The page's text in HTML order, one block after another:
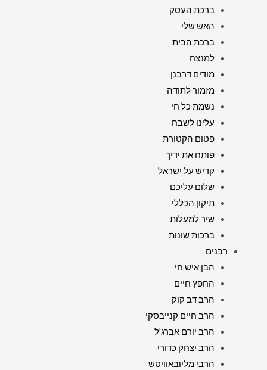
ברכת העסק
האש שלי
ברכת הבית
למנצח
מודים דרבנן
מזמור לתודה
נשמת כל חי
עלינו לשבח
פטום הקטורת
פותח את ידיך
קדיש על ישראל
שלום עליכם
תיקון הכללי
שיר למעלות
ברכות שונות
רבנים
הבן איש חי
החפץ חיים
הרב דב קוק
הרב חיים קנייבסקי
הרב יורם אברג'ל
הרב יצחק כדורי
הרבי מליובאוויטש